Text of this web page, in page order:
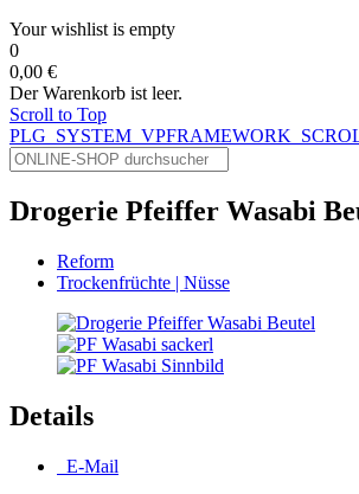
Your wishlist is empty
0
0,00 €
Der Warenkorb ist leer.
Scroll to Top
Drogerie Pfeiffer Wasabi
Reform
Trockenfrüchte | Nüsse
Details
E-Mail